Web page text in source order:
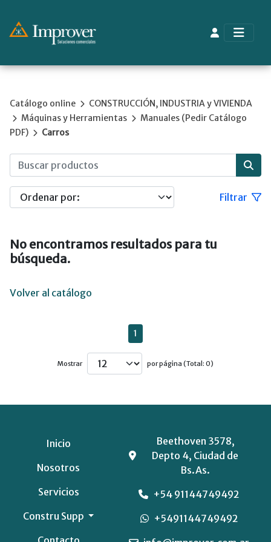
Catálogo online
CONSTRUCCIÓN, INDUSTRIA y VIVIENDA
Máquinas y Herramientas
Manuales (Pedir Catálogo
PDF)
Carros
Filtrar
No encontramos resultados para tu
búsqueda.
Volver al catálogo
1
Mostrar por página (Total: 0)
Inicio
Nosotros
Servicios
Constru Supp
Beethoven 3578,
Depto 4, Ciudad de
Bs.As.
+54 91144749492
+5491144749492